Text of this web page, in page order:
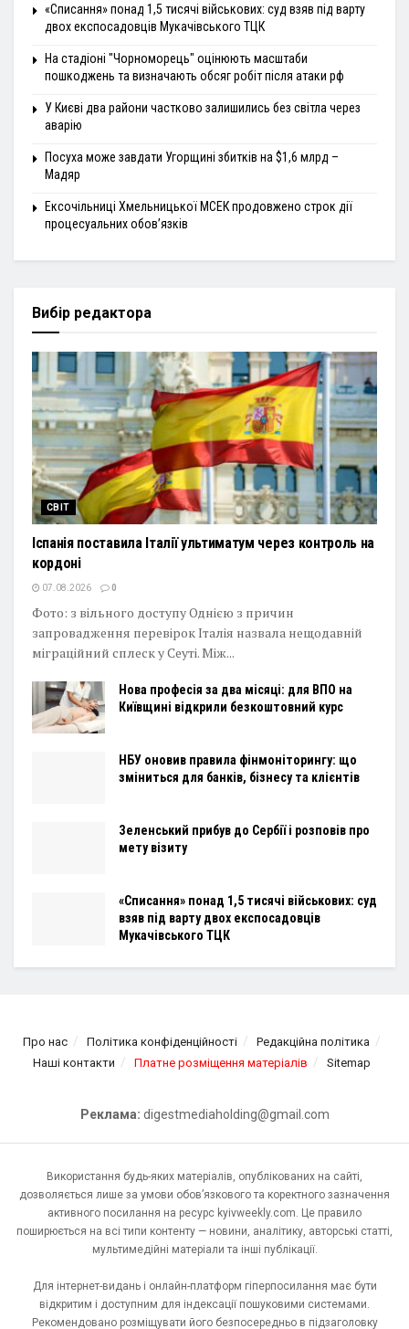
«Списання» понад 1,5 тисячі військових: суд взяв під варту
двох експосадовців Мукачівського ТЦК
На стадіоні "Чорноморець" оцінюють масштаби
пошкоджень та визначають обсяг робіт після атаки рф
У Києві два райони частково залишились без світла через
аварію
Посуха може завдати Угорщині збитків на $1,6 млрд –
Мадяр
Ексочільниці Хмельницької МСЕК продовжено строк дії
процесуальних обов’язків
Вибір редактора
СВІТ
Іспанія поставила Італії ультиматум через контроль на
кордоні
07.08.2026 0
Фото: з вільного доступу Однією з причин
запровадження перевірок Італія назвала нещодавній
міграційний сплеск у Сеуті. Між...
Нова професія за два місяці: для ВПО на
Київщині відкрили безкоштовний курс
НБУ оновив правила фінмоніторингу: що
зміниться для банків, бізнесу та клієнтів
Зеленський прибув до Сербії і розповів про
мету візиту
«Списання» понад 1,5 тисячі військових: суд
взяв під варту двох експосадовців
Мукачівського ТЦК
Про нас Політика конфіденційності
Редакційна політика
Наші контакти
Платне розміщення матеріалів Sitemap
Реклама: digestmediaholding@gmail.com
Використання будь-яких матеріалів, опублікованих на сайті,
дозволяється лише за умови обов’язкового та коректного зазначення
активного посилання на ресурс kyivweekly.com. Це правило
поширюється на всі типи контенту — новини, аналітику, авторські статті,
мультимедійні матеріали та інші публікації.
Для інтернет-видань і онлайн-платформ гіперпосилання має бути
відкритим і доступним для індексації пошуковими системами.
Рекомендовано розміщувати його безпосередньо в підзаголовку